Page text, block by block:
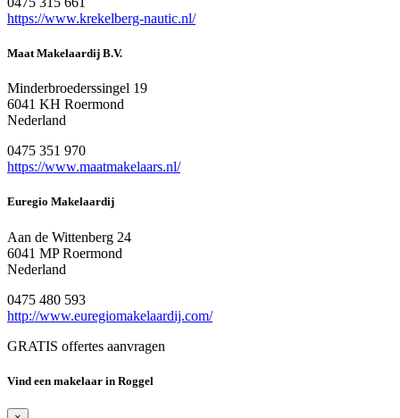
https://www.krekelberg-nautic.nl/
Maat Makelaardij B.V.
Minderbroederssingel 19
6041 KH Roermond
Nederland
0475 351 970
https://www.maatmakelaars.nl/
Euregio Makelaardij
Aan de Wittenberg 24
6041 MP Roermond
Nederland
0475 480 593
http://www.euregiomakelaardij.com/
GRATIS offertes aanvragen
Vind een makelaar in Roggel